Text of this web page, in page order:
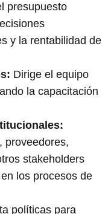
presupuesto
y la rentabilidad de
Dirige el equipo
la capacitación
proveedores,
stakeholders
los procesos de
políticas para